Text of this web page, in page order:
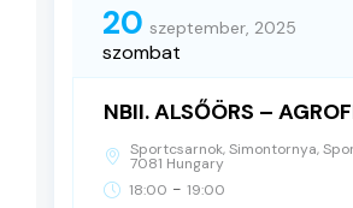
20 szeptember, 2025
szombat
NBII. ALSŐÖRS –
Sportcsarnok, Simontornya,
7081 Hungary
18:00 - 19:00